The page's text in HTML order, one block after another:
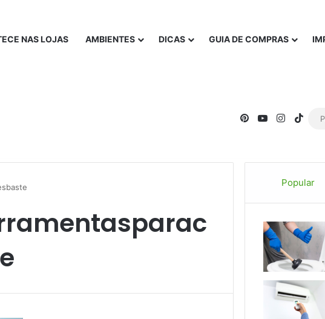
NAS LOJAS AMBIENTES DICAS GUIA DE COMPRAS
PinterestYouTube
Popular